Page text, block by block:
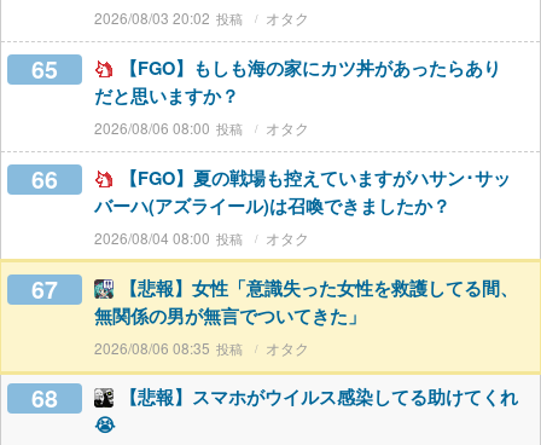
2026/08/03 20:02 オタク
65
【FGO】もしも海の家にカツ丼があったらあり
だと思いますか？
2026/08/06 08:00 オタク
66
【FGO】夏の戦場も控えていますがハサン･サッ
バーハ(アズライール)は召喚できましたか？
2026/08/04 08:00 オタク
67
【悲報】女性「意識失った女性を救護してる間、
無関係の男が無言でついてきた」
2026/08/06 08:35 オタク
68
【悲報】スマホがウイルス感染してる助けてくれ
😭